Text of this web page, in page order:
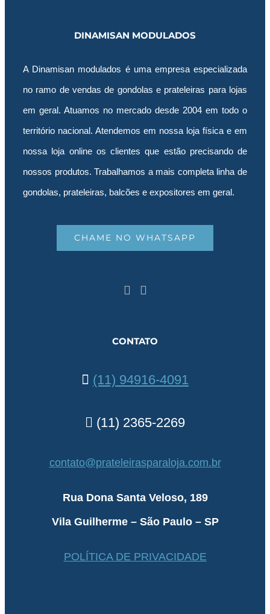
DINAMISAN MODULADOS
A Dinamisan modulados é uma empresa especializada
no ramo de vendas de gondolas e prateleiras para lojas
em geral. Atuamos no mercado desde 2004 em todo o
território nacional. Atendemos em nossa loja física e em
nossa loja online os clientes que estão precisando de
nossos produtos. Trabalhamos a mais completa linha de
gondolas, prateleiras, balcões e expositores em geral.
CHAME NO WHATSAPP
CONTATO
(11) 94916-4091
(11) 2365-2269
contato@prateleirasparaloja.com.br
Rua Dona Santa Veloso, 189
Vila Guilherme – São Paulo – SP
POLÍTICA DE PRIVACIDADE